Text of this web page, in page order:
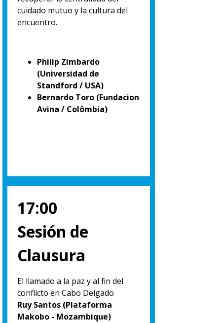
cuidado mutuo y la cultura del
encuentro.
Philip Zimbardo
(Universidad de
Standford / USA)
Bernardo Toro (Fundacion
Avina / Colômbia)
17:00
Sesión de
Clausura
El llamado a la paz y al fin del
conflicto en Cabo Delgado
Ruy Santos (Plataforma
Makobo - Mozambique)